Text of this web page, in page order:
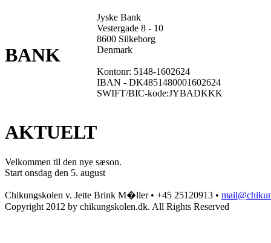
BANK
Jyske Bank
Vestergade 8 - 10
8600 Silkeborg
Denmark
Kontonr: 5148-1602624
IBAN - DK4851480001602624
SWIFT/BIC-kode:JYBADKKK
AKTUELT
Velkommen til den nye sæson.
Start onsdag den 5. august
Chikungskolen v. Jette Brink M�ller • +45 25120913 •
Copyright 2012 by chikungskolen.dk. All Rights Reserved